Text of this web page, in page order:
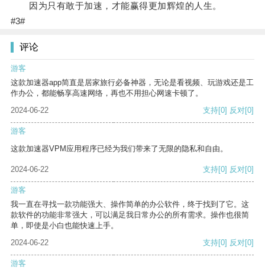
因为只有敢于加速，才能赢得更加辉煌的人生。
#3#
评论
游客
这款加速器app简直是居家旅行必备神器，无论是看视频、玩游戏还是工
作办公，都能畅享高速网络，再也不用担心网速卡顿了。
2024-06-22
支持[0] 反对[0]
游客
这款加速器VPM应用程序已经为我们带来了无限的隐私和自由。
2024-06-22 支持[0] 反对[0]
游客
我一直在寻找一款功能强大、操作简单的办公软件，终于找到了它。这
款软件的功能非常强大，可以满足我日常办公的所有需求。操作也很简
单，即使是小白也能快速上手。
2024-06-22
支持[0] 反对[0]
游客